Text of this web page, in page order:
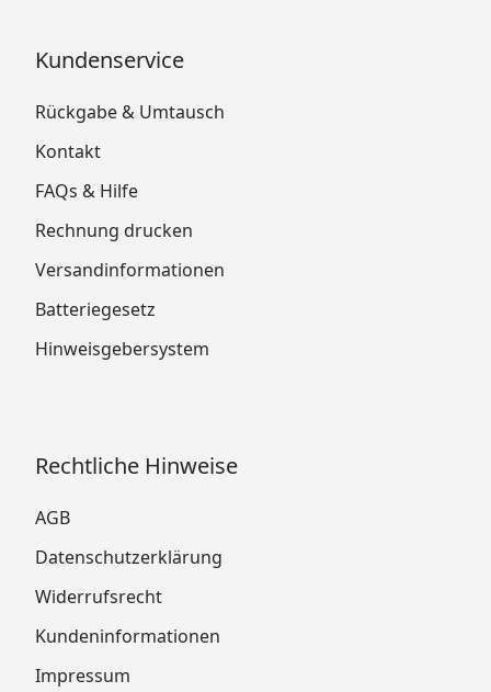
Kundenservice
Rückgabe & Umtausch
Kontakt
FAQs & Hilfe
Rechnung drucken
Versandinformationen
Batteriegesetz
Hinweisgebersystem
Rechtliche Hinweise
AGB
Datenschutzerklärung
Widerrufsrecht
Kundeninformationen
Impressum